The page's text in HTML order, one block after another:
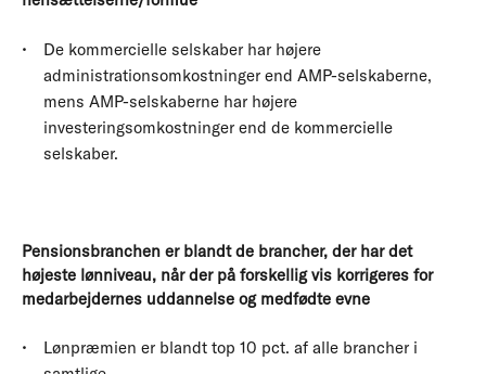
De kommercielle selskaber har højere
administrationsomkostninger end AMP-selskaberne,
mens AMP-selskaberne har højere
investeringsomkostninger end de kommercielle
selskaber.
Pensionsbranchen er blandt de brancher, der har det
højeste lønniveau, når der på forskellig vis korrigeres for
medarbejdernes uddannelse og medfødte evne
Lønpræmien er blandt top 10 pct. af alle brancher i